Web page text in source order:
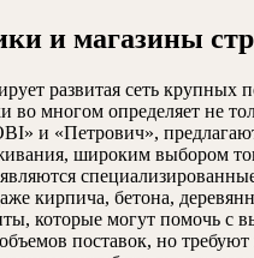
и магазины
развитая сеть крупных
во многом определяет не
и «Петрович»,
широким выбором
кирпича, бетона,
которые могут помочь с
поставок, но